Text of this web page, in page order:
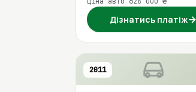
Дізнатись платіж→
2011